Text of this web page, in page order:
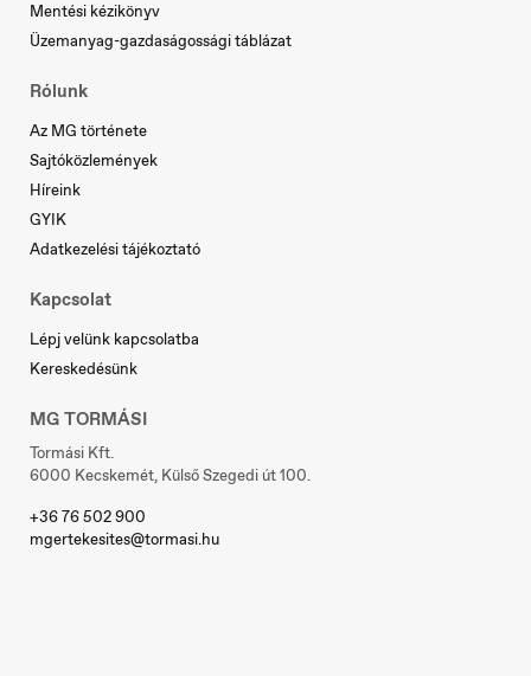
Portugal
Português
Serbia
Slovakia
Slovenia
Slovenščina
Mentési kézikönyv
Üzemanyag-gazdaságossági táblázat
Rólunk
Az MG története
Sajtóközlemények
Híreink
GYIK
Adatkezelési tájékoztató
Kapcsolat
Lépj velünk kapcsolatba
Kereskedésünk
MG TORMÁSI
Tormási Kft.
6000 Kecskemét, Külső Szegedi út 100.
+36 76 502 900
mgertekesites@tormasi.hu